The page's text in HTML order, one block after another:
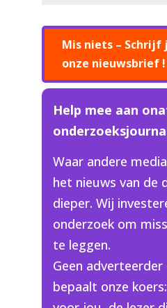
Mis niets – Schrijf
onze nieuwsbrief !
Help mee aan
Waar andere
het nieuws van de
dieper. Wij
onderzoek om
te leggen.
Geen
bepaalt onze